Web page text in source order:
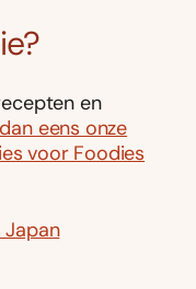
en
eens onze
voor Foodies
Japan